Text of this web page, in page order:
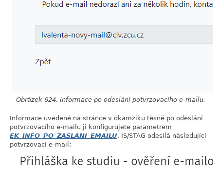
Obrázek 624. Informace po odeslání potvrzovacího e-mailu.
Informace uvedené na stránce v okamžiku těsně po odeslání
potvrzovacího e-mailu ji konfigurujete parametrem
EK_INFO_PO_ZASLANI_EMAILU. IS/STAG odesílá následující
potvrzovací e-mail: